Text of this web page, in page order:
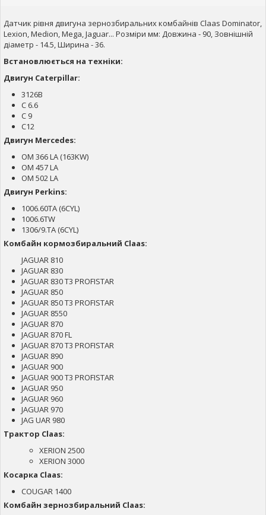
Датчик рівня двигуна зернозбиральних комбайнів Claas Dominator,
Lexion, Medion, Mega, Jaguar... Розміри мм: Довжина - 90, Зовнішній
діаметр - 14.5, Ширина - 36.
Встановлюється на техніки:
Двигун Caterpillar:
3126B
C 6.6
C 9
C12
Двигун Mercedes:
OM 366 LA (163KW)
OM 457 LA
OM 502 LA
Двигун Perkins:
1006.60TA (6CYL)
1006.6TW
1306/9.TA (6CYL)
Комбайн кормозбиральний Claas:
JAGUAR 810
JAGUAR 830
JAGUAR 830 T3 PROFISTAR
JAGUAR 850
JAGUAR 850 T3 PROFISTAR
JAGUAR 8550
JAGUAR 870
JAGUAR 870 FL
JAGUAR 870 T3 PROFISTAR
JAGUAR 890
JAGUAR 900
JAGUAR 900 T3 PROFISTAR
JAGUAR 950
JAGUAR 960
JAGUAR 970
JAG UAR 980
Трактор Claas:
XERION 2500
XERION 3000
Косарка Claas:
COUGAR 1400
Комбайн зернозбиральний Claas: